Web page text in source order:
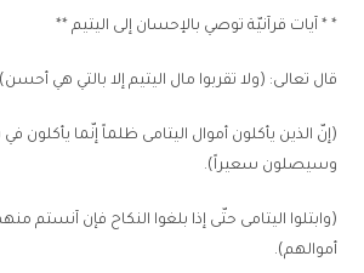
* * آيات قرآنيّة توصي بالإحسان إلى اليتيم **
قال تعالى: (ولا تقربوا مال اليتيم إلا بالتي هي أحسن)
(إنّ الذين يأكلون أموال اليتامى ظلماً إنّما يأكلون
وسيصلون سعيراً).
(وابتلوا اليتامى حتّى إذا بلغوا النكاح فإن آنستم
أموالهم).